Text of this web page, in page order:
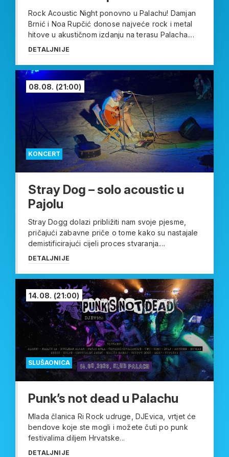
Rock Acoustic Night ponovno u Palachu! Damjan
Brnić i Noa Rupčić donose najveće rock i metal
hitove u akustičnom izdanju na terasu Palacha....
DETALJNIJE
KONCERT
08.08. (21:00)
Stray Dog – solo acoustic u
Pajolu
Stray Dogg dolazi približiti nam svoje pjesme,
pričajući zabavne priče o tome kako su nastajale
demistificirajući cijeli proces stvaranja....
DETALJNIJE
SLUŠAONICA
14.08. (21:00)
Punk’s not dead u Palachu
Mlada članica Ri Rock udruge, DJEvica, vrtjet će
bendove koje ste mogli i možete čuti po punk
festivalima diljem Hrvatske...
DETALJNIJE